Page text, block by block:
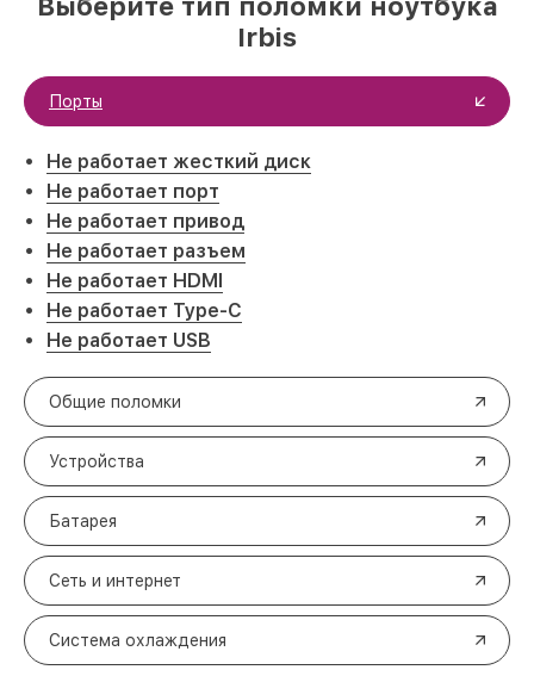
Irbis
Порты
Не работает жесткий диск
Не работает порт
Не работает привод
Не работает разъем
Не работает HDMI
Не работает Type-C
Не работает USB
Общие поломки
Устройства
Батарея
Сеть и интернет
Система охлаждения